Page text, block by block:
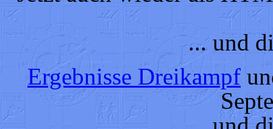
... und
Ergebnisse Dreikampf